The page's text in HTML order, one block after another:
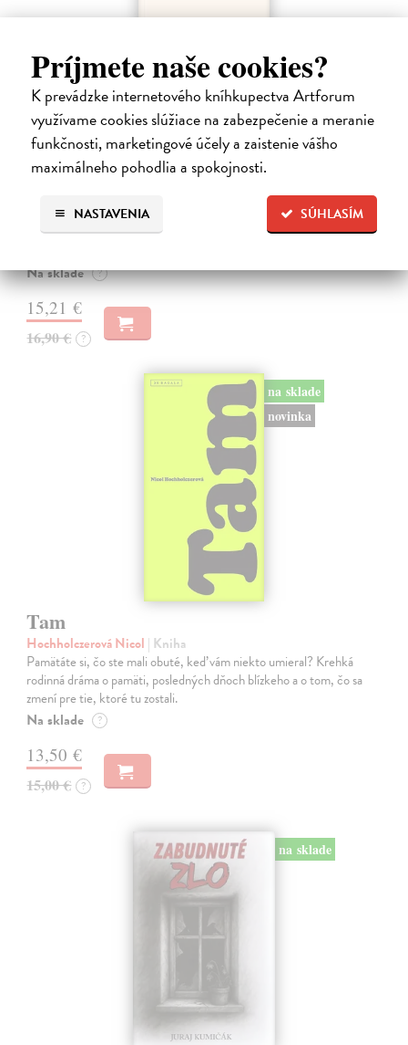
Príjmete naše cookies?
K prevádzke internetového kníhkupectva Artforum
využívame cookies slúžiace na zabezpečenie a meranie
funkčnosti, marketingové účely a zaistenie vášho
maximálneho pohodlia a spokojnosti.
SÚHLASÍM
NASTAVENIA
Kolotočárka
Tam, kde sa radosť zo slobodného pohybu a dobrodružstva prelína s
pocitom vyčlenenia. Tam, kde rastie starý gaštan a okolo neho sa krúti
Na sklade ?
15,21 €
16,90 € ?
na sklade
novinka
Tam
Hochholczerová Nicol | Kniha
Pamätáte si, čo ste mali obuté, keď vám niekto umieral? Krehká
rodinná dráma o pamäti, posledných dňoch blízkeho a o tom, čo sa
zmení pre tie, ktoré tu zostali.
Na sklade ?
13,50 €
15,00 € ?
na sklade